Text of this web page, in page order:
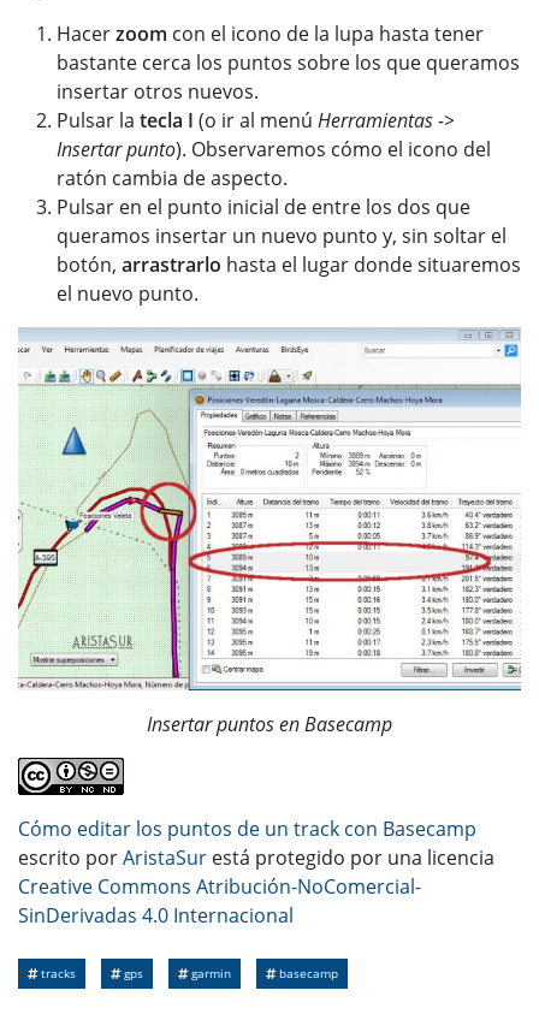
Hacerzoom con el icono de la lupa hasta tener
bastante cerca los puntos sobre los que queramos
insertar otros nuevos.
Pulsar la tecla I (o ir al menú Herramientas ->
Insertar punto). Observaremos cómo el icono del
ratón cambia de aspecto.
Pulsar en el punto inicial de entre los dos que
queramos insertar un nuevo punto y, sin soltar el
botón, arrastrarlo hasta el lugar donde situaremos
el nuevo punto.
Insertar puntos en Basecamp
Cómo editar los puntos de un track con Basecamp
escrito porAristaSur está protegido por una licencia
Creative Commons Atribución-NoComercial-
SinDerivadas 4.0 Internacional
tracks gps garmin basecamp